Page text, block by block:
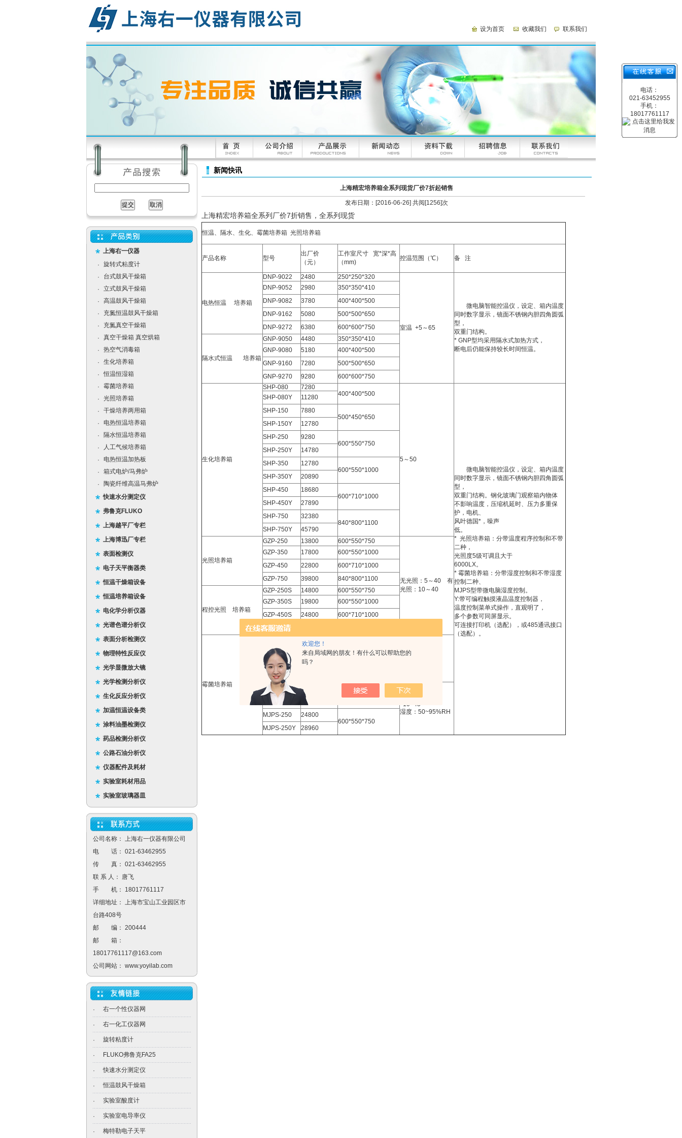
欢迎您！
来自局域网的朋友！有什么可以帮助您的
吗？
设为首页 收藏我们 联系我们
电话：
021-63452955
手机：
18017761117
上海右一仪器
·
旋转式粘度计
·
台式鼓风干燥箱
·
立式鼓风干燥箱
·
高温鼓风干燥箱
·
充氮恒温鼓风干燥箱
·
充氮真空干燥箱
·
真空干燥箱 真空烘箱
·
热空气消毒箱
·
生化培养箱
·
恒温恒湿箱
·
霉菌培养箱
·
光照培养箱
·
干燥培养两用箱
·
电热恒温培养箱
·
隔水恒温培养箱
·
人工气候培养箱
·
电热恒温加热板
·
箱式电炉/马弗炉
·
陶瓷纤维高温马弗炉
快速水分测定仪
弗鲁克FLUKO
上海越平厂专栏
上海博迅厂专栏
表面检测仪
电子天平衡器类
恒温干燥箱设备
恒温培养箱设备
电化学分析仪器
光谱色谱分析仪
表面分析检测仪
物理特性反应仪
光学显微放大镜
光学检测分析仪
生化反应分析仪
加温恒温设备类
涂料油墨检测仪
药品检测分析仪
公路石油分析仪
仪器配件及耗材
实验室耗材用品
实验室玻璃器皿
公司名称： 上海右一仪器有限公司
电 话： 021-63462955
传 真： 021-63462955
联 系 人： 唐飞
手 机： 18017761117
详细地址： 上海市宝山工业园区市
台路408号
邮 编： 200444
邮 箱：
18017761117@163.com
公司网站： www.yoyilab.com
· 右一个性仪器网
· 右一化工仪器网
· 旋转粘度计
· FLUKO弗鲁克FA25
· 快速水分测定仪
· 恒温鼓风干燥箱
· 实验室酸度计
· 实验室电导率仪
· 梅特勒电子天平
新闻快讯
上海精宏培养箱全系列现货厂价7折起销售
发布日期：[2016-06-26] 共阅[1256]次
上海精宏培养箱全系列厂价7折销售，全系列现货
恒温、隔水、生化、霉菌培养箱 光照培养箱
产品名称 型号
出厂价
（元）
工作室尺寸 宽*深*高
（mm)
控温范围（℃） 备 注
电热恒温 培养箱
DNP-9022 2480 250*250*320
室温 +5～65
微电脑智能控温仪，设定、箱内温度
同时数字显示，镜面不锈钢内胆四角圆弧
型，
双重门结构。
* GNP型均采用隔水式加热方式，
断电后仍能保持较长时间恒温。
DNP-9052 2980
350*350*410
DNP-9082
3780
400*400*500
DNP-9162
5080
500*500*650
DNP-9272
6380 600*600*750
隔水式恒温 培养箱
GNP-9050 4480
350*350*410
GNP-9080
5180
400*400*500
GNP-9160
7280
500*500*650
GNP-9270
9280 600*600*750
生化培养箱
SHP-080
7280
400*400*500
5～50
微电脑智能控温仪，设定、箱内温度
同时数字显示，镜面不锈钢内胆四角圆弧
型，
双重门结构。钢化玻璃门观察箱内物体
不影响温度，压缩机延时、压力多重保
护，电机、
风叶德国*，噪声
低。
* 光照培养箱：分带温度程序控制和不带
二种，
光照度5级可调且大于
6000LX。
* 霉菌培养箱：分带湿度控制和不带湿度
控制二种、
MJPS型带微电脑湿度控制。
Y:带可编程触摸液晶温度控制器，
温度控制菜单式操作，直观明了，
多个参数可同屏显示。
可连接打印机（选配），或485通讯接口
（选配）。
SHP-080Y
11280
SHP-150
7880
500*450*650
SHP-150Y
12780
SHP-250
9280
600*550*750
SHP-250Y
14780
SHP-350
12780
600*550*1000
SHP-350Y
20890
SHP-450
18680
600*710*1000
SHP-450Y
27890
SHP-750
32380
840*800*1100
SHP-750Y
45790
光照培养箱
GZP-250 13800 600*550*750
无光照：5～40 有
光照：10～40
GZP-350 17800
600*550*1000
GZP-450
22800
600*710*1000
GZP-750
39800 840*800*1100
程控光照 培养箱
GZP-250S 14800
600*550*750
GZP-350S
19800
600*550*1000
GZP-450S
24800
600*710*1000
GZP-750S
霉菌培养箱
MJP-150
7980
MJP-150Y
12960
MJP-250
9480
MJP-250Y
MJPS-150
19700
500*450*650
10~45
湿度：50~95%RH
MJPS-150Y
23960
MJPS-250
24800
600*550*750
MJPS-250Y
28960